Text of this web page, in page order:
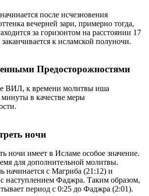
после исчезновения
вечерней зари, примерно тогда,
за горизонтом на расстоянии 17
к исламской полуночи.
Предосторожностями
ВИЛ, к времени молитвы иша
минуты в качестве меры
ночи
ночи имеет в Исламе особое значение.
для дополнительной молитвы.
начинается с Магриба (21:12) и
с наступлением Фаджра. Таким образом,
период с 0:25 до Фаджра (2:01).